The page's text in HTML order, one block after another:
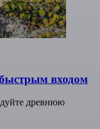
входом
древнюю